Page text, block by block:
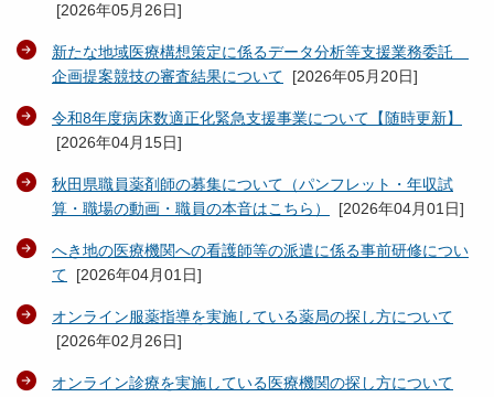
[2026年05月26日]
新たな地域医療構想策定に係るデータ分析等支援業務委託
企画提案競技の審査結果について [2026年05月20日]
令和8年度病床数適正化緊急支援事業について【随時更新】
[2026年04月15日]
秋田県職員薬剤師の募集について（パンフレット・年収試
算・職場の動画・職員の本音はこちら）
[2026年04月01日]
へき地の医療機関への看護師等の派遣に係る事前研修につい
て [2026年04月01日]
オンライン服薬指導を実施している薬局の探し方について
[2026年02月26日]
オンライン診療を実施している医療機関の探し方について